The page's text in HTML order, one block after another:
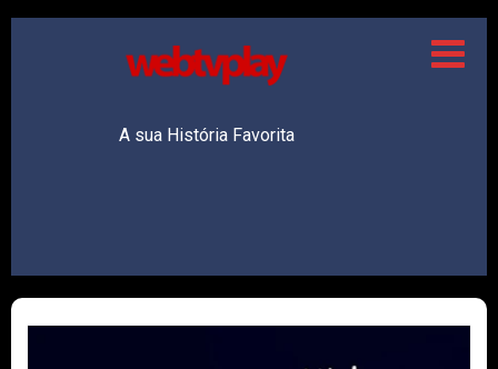
A sua História Favorita